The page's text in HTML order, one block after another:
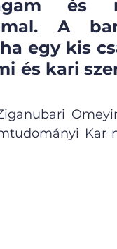
és
A
egy kis
és kari
Kar